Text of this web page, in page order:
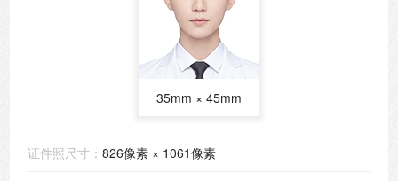
35mm × 45mm
证件照尺寸：826像素 × 1061像素